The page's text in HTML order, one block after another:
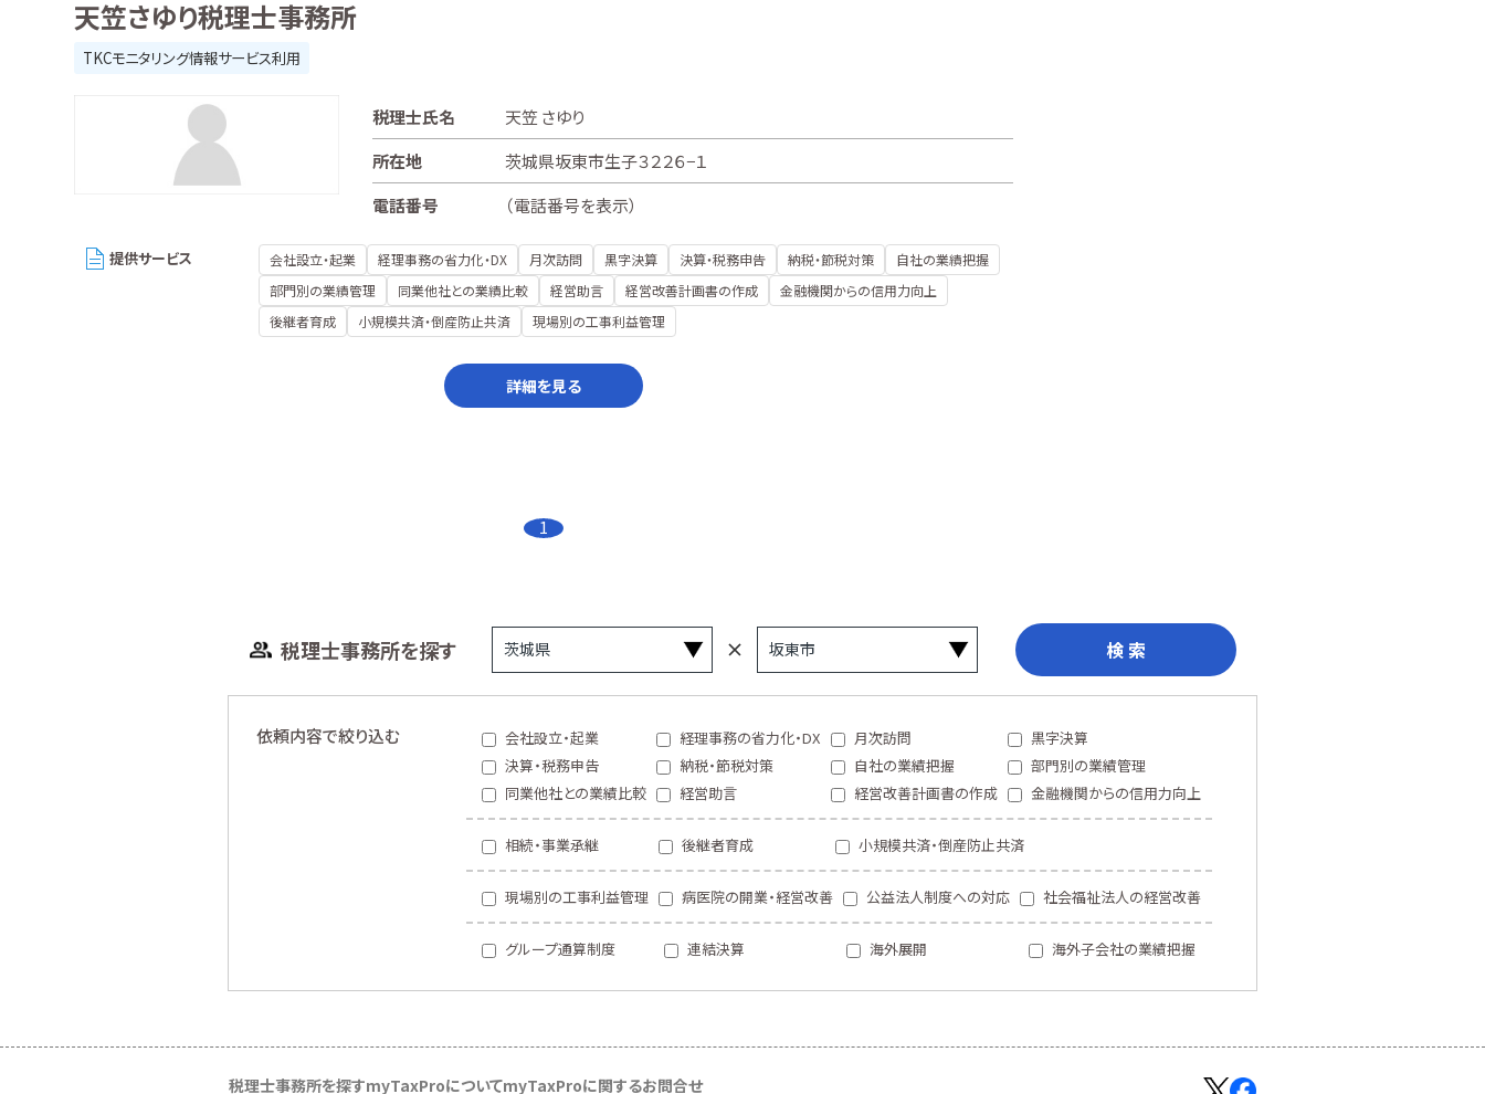
天笠さゆり税理士事務所
TKCモニタリング情報サービス利用
税理士氏名
天笠 さゆり
所在地
茨城県坂東市生子３２２６−１
電話番号
（電話番号を表示）
提供サービス 会社設立・起業 経理事務の省力化・DX 月次訪問 黒字決算 決算・税務申告 納税・節税対策
自社の業績把握
部門別の業績管理
同業他社との業績比較 経営助言 経営改善計画書の作成
金融機関からの信用力向上
後継者育成
小規模共済・倒産防止共済 現場別の工事利益管理
詳細を見る
1
税理士事務所を探す 検 索
依頼内容で絞り込む 会社設立・起業 経理事務の省力化・DX 月次訪問
黒字決算
決算・税務申告
納税・節税対策 自社の業績把握
部門別の業績管理
同業他社との業績比較
経営助言 経営改善計画書の作成 金融機関からの信用力向上
相続・事業承継 後継者育成 小規模共済・倒産防止共済
現場別の工事利益管理 病医院の開業・経営改善 公益法人制度への対応 社会福祉法人の経営改善
グループ通算制度 連結決算 海外展開 海外子会社の業績把握
税理士事務所を探すmyTaxProについてmyTaxProに関するお問合せ